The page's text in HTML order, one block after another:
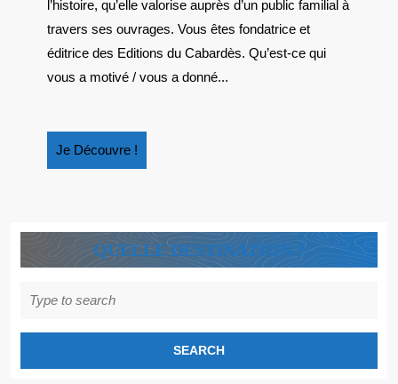
COEUR
DES
ÉDITIONS
l’histoire, qu’elle valorise auprès d’un public familial à
travers ses ouvrages. Vous êtes fondatrice et
éditrice des Editions du Cabardès. Qu’est-ce qui
vous a motivé / vous a donné...
Je Découvre !
Découvre
QUELLE DESTINATION ?
for: